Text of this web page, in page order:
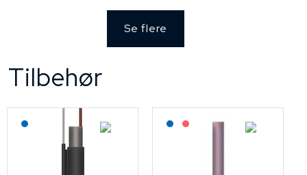
Se flere
Tilbehør
Lagerført: NEK Kabel Lagerført: NEK Kabel
På forespørsel